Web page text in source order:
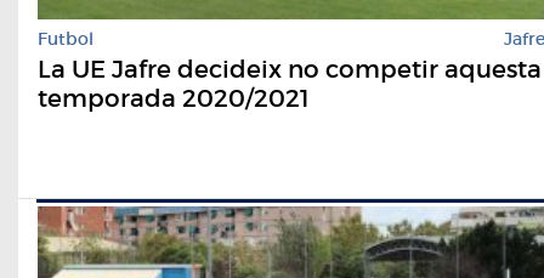
Futbol Jafre
La UE Jafre decideix no competir aquesta
temporada 2020/2021